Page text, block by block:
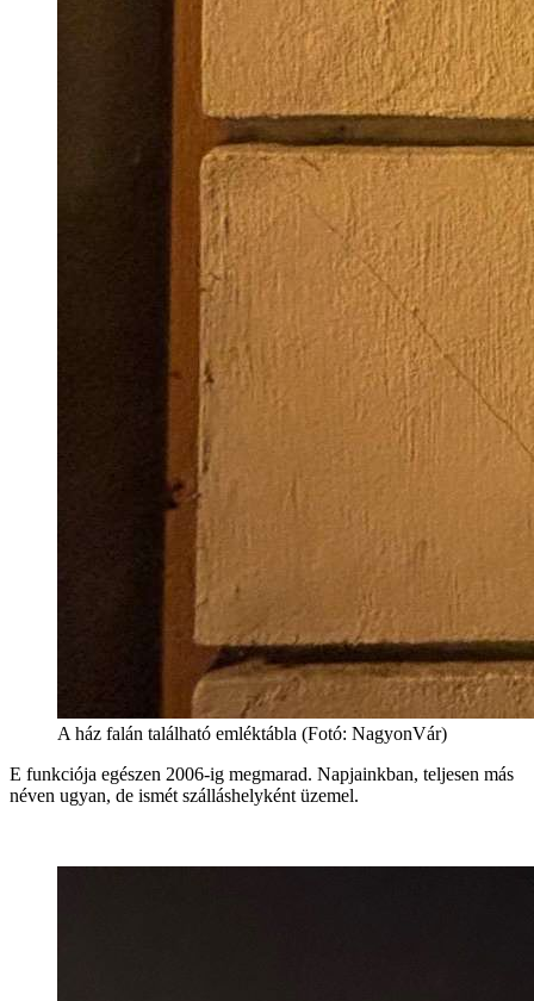
A ház falán található emléktábla (Fotó: NagyonVár)
E funkciója egészen 2006-ig megmarad. Napjainkban, teljesen más
néven ugyan, de ismét szálláshelyként üzemel.